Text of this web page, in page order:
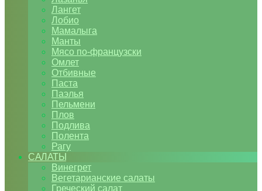
Лангет
Лобио
Мамалыга
Манты
Мясо по-французски
Омлет
Отбивные
Паста
Паэлья
Пельмени
Плов
Подлива
Полента
Рагу
САЛАТЫ
Винегрет
Вегетарианские салаты
Греческий салат